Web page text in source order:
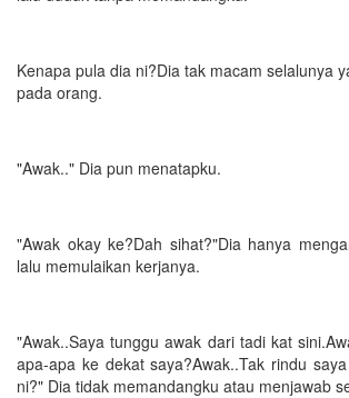
Kenapa pula dia ni?Dia tak macam selalunya
pada orang.
"Awak.." Dia pun menatapku.
"Awak okay ke?Dah sihat?"Dia hanya
lalu memulaikan kerjanya.
"Awak..Saya tunggu awak dari tadi kat
apa-apa ke dekat saya?Awak..Tak rindu
ni?" Dia tidak memandangku atau menjawab